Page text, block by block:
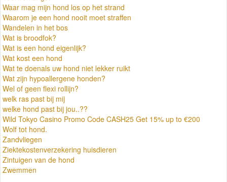
Waar mag mijn hond los op het strand
Waarom je een hond nooit moet straffen
Wandelen in het bos
Wat is broodfok?
Wat is een hond eigenlijk?
Wat kost een hond
Wat te doenals uw hond niet lekker ruikt
Wat zijn hypoallergene honden?
Wel of geen flexi rollijn?
welk ras past bij mij
welke hond past bij jou..??
Wild Tokyo Casino Promo Code CASH25 Get 15% up to €200
Wolf tot hond.
Zandvliegen
Ziektekostenverzekering huisdieren
Zintuigen van de hond
Zwemmen